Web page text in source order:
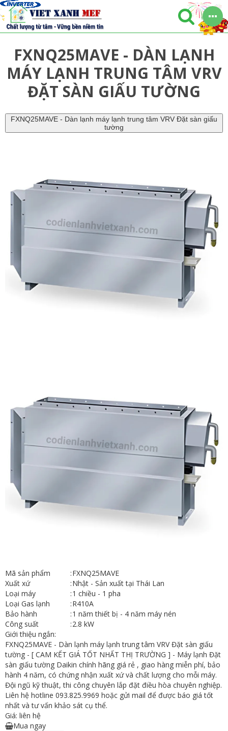
FXNQ25MAVE - DÀN LẠNH
MÁY LẠNH TRUNG TÂM VRV
ĐẶT SÀN GIẤU TƯỜNG
FXNQ25MAVE - Dàn lạnh máy lạnh trung tâm VRV Đặt sàn giấu
tường
Mã sản phẩm :FXNQ25MAVE
Xuất xứ
:Nhật - Sản xuất tại Thái Lan
Loại máy
:1 chiều - 1 pha
Loại Gas lạnh
:R410A
Bảo hành
:1 năm thiết bị - 4 năm máy nén
Công suất
:2.8 kW
Giới thiệu ngắn:
FXNQ25MAVE - Dàn lạnh máy lạnh trung tâm VRV Đặt sàn giấu
tường - [ CAM KẾT GIÁ TỐT NHẤT THỊ TRƯỜNG ] - Máy lạnh Đặt
sàn giấu tường Daikin chính hãng giá rẻ , giao hàng miễn phí, bảo
hành 4 năm, có chứng nhận xuất xứ và chất lượng cho mỗi máy.
Đội ngũ kỹ thuật, thi công chuyên lắp đặt điều hòa chuyên nghiệp.
Liên hệ hotline 093.825.9969 hoặc gửi mail để được báo giá tốt
nhất và tư vấn khảo sát cụ thể.
Giá: liên hệ
Mua ngay